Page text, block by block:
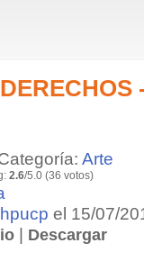
Arte
2.6/5.0 (36 votos)
el 15/07/
| Descargar